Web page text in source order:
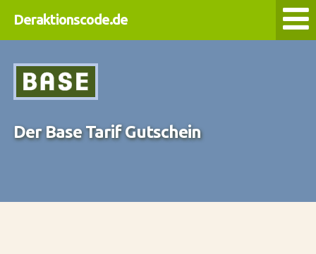
Deraktionscode.de
Der Base Tarif Gutschein